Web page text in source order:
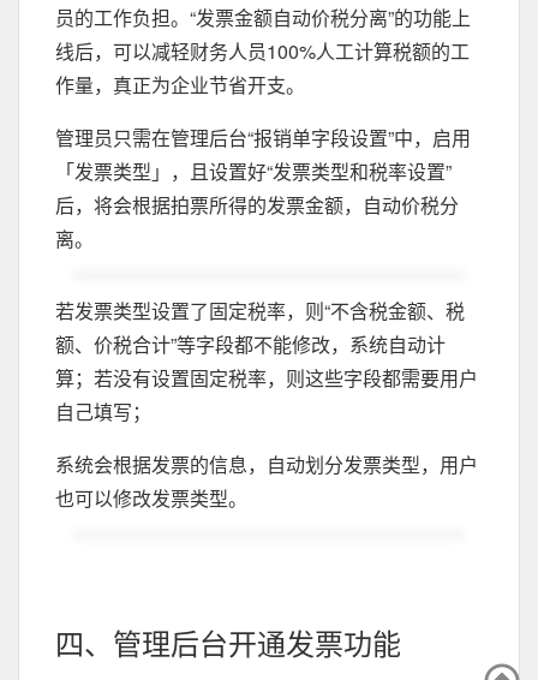
员的工作负担。“发票金额自动价税分离”的功能上
线后，可以减轻财务人员100%人工计算税额的工
作量，真正为企业节省开支。
管理员只需在管理后台“报销单字段设置”中，启用
「发票类型」，且设置好“发票类型和税率设置”
后，将会根据拍票所得的发票金额，自动价税分
离。
若发票类型设置了固定税率，则“不含税金额、税
额、价税合计”等字段都不能修改，系统自动计
算；若没有设置固定税率，则这些字段都需要用户
自己填写；
系统会根据发票的信息，自动划分发票类型，用户
也可以修改发票类型。
四、管理后台开通发票功能